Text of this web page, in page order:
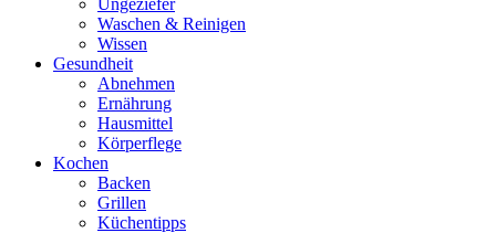
Ungeziefer
Waschen & Reinigen
Wissen
Gesundheit
Abnehmen
Ernährung
Hausmittel
Körperflege
Kochen
Backen
Grillen
Küchentipps